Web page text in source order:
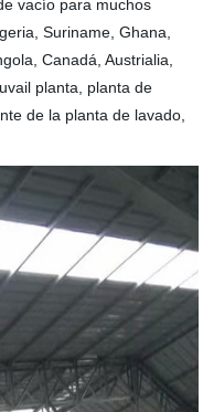
vacío para muchos
Suriname, Ghana,
Canadá, Austrialia,
planta, planta de
de la planta de lavado,